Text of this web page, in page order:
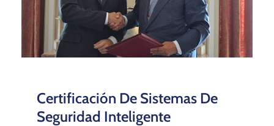
Certificación De Sistemas De
Seguridad Inteligente